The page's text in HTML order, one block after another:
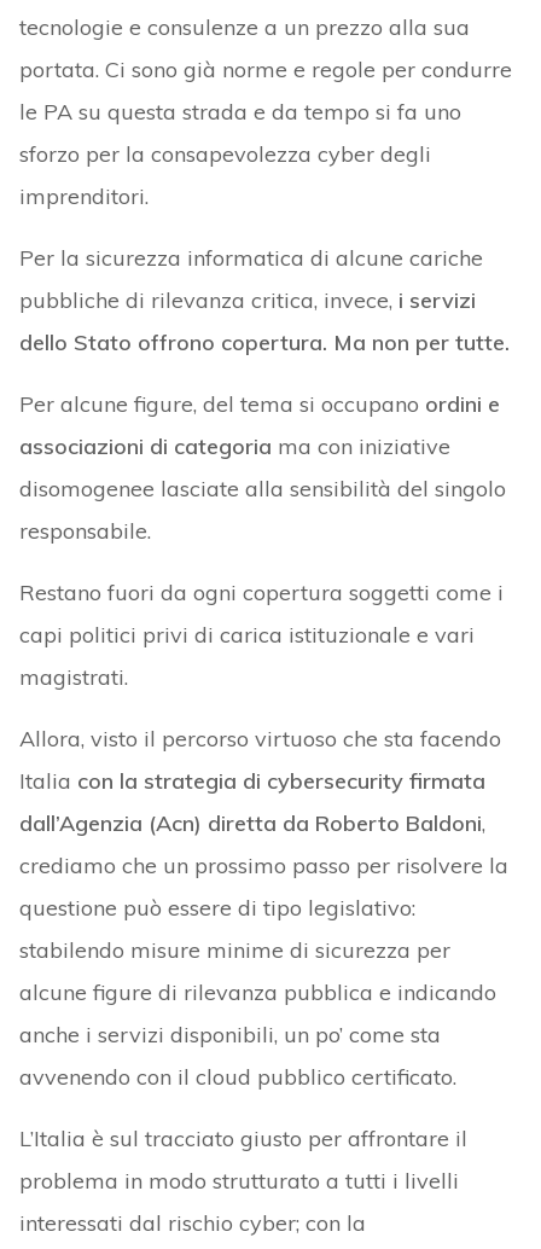
tecnologie e consulenze a un prezzo alla sua
portata. Ci sono già norme e regole per condurre
le PA su questa strada e da tempo si fa uno
sforzo per la consapevolezza cyber degli
imprenditori.
Per la sicurezza informatica di alcune cariche
pubbliche di rilevanza critica, invece, i servizi
dello Stato offrono copertura. Ma non per tutte.
Per alcune figure, del tema si occupano ordini e
associazioni di categoria ma con iniziative
disomogenee lasciate alla sensibilità del singolo
responsabile.
Restano fuori da ogni copertura soggetti come i
capi politici privi di carica istituzionale e vari
magistrati.
Allora, visto il percorso virtuoso che sta facendo
Italia con la strategia di cybersecurity firmata
dall’Agenzia (Acn) diretta da Roberto Baldoni,
crediamo che un prossimo passo per risolvere la
questione può essere di tipo legislativo:
stabilendo misure minime di sicurezza per
alcune figure di rilevanza pubblica e indicando
anche i servizi disponibili, un po’ come sta
avvenendo con il cloud pubblico certificato.
L’Italia è sul tracciato giusto per affrontare il
problema in modo strutturato a tutti i livelli
interessati dal rischio cyber; con la